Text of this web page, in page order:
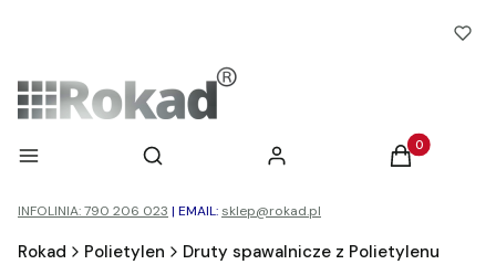
Menu Otwórz wyszukiwarkę
Szukaj Zaloguj się Produkty w
Koszyk
INFOLINIA: 790 206 023 | EMAIL: sklep@rokad.pl
Rokad Polietylen Druty spawalnicze z Polietylenu